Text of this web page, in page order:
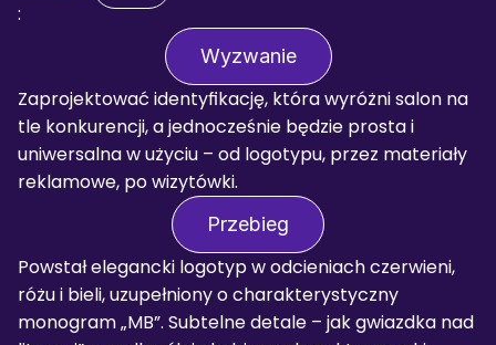
:
Wyzwanie
Zaprojektować identyfikację, która wyróżni salon na
tle konkurencji, a jednocześnie będzie prosta i
uniwersalna w użyciu – od logotypu, przez materiały
reklamowe, po wizytówki.
Przebieg
Powstał elegancki logotyp w odcieniach czerwieni,
różu i bieli, uzupełniony o charakterystyczny
monogram „MB”. Subtelne detale – jak gwiazdka nad